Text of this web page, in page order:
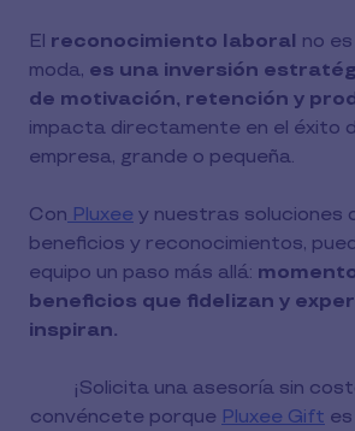
El reconocimiento laboral no
moda, es una inversión
de motivación, retención y
impacta directamente en el éxito
empresa, grande o pequeña.
Con Pluxee y nuestras soluciones
beneficios y reconocimientos,
equipo un paso más allá:
beneficios que fidelizan y
inspiran.
¡Solicita una asesoría sin
convéncete porque Pluxee Gift